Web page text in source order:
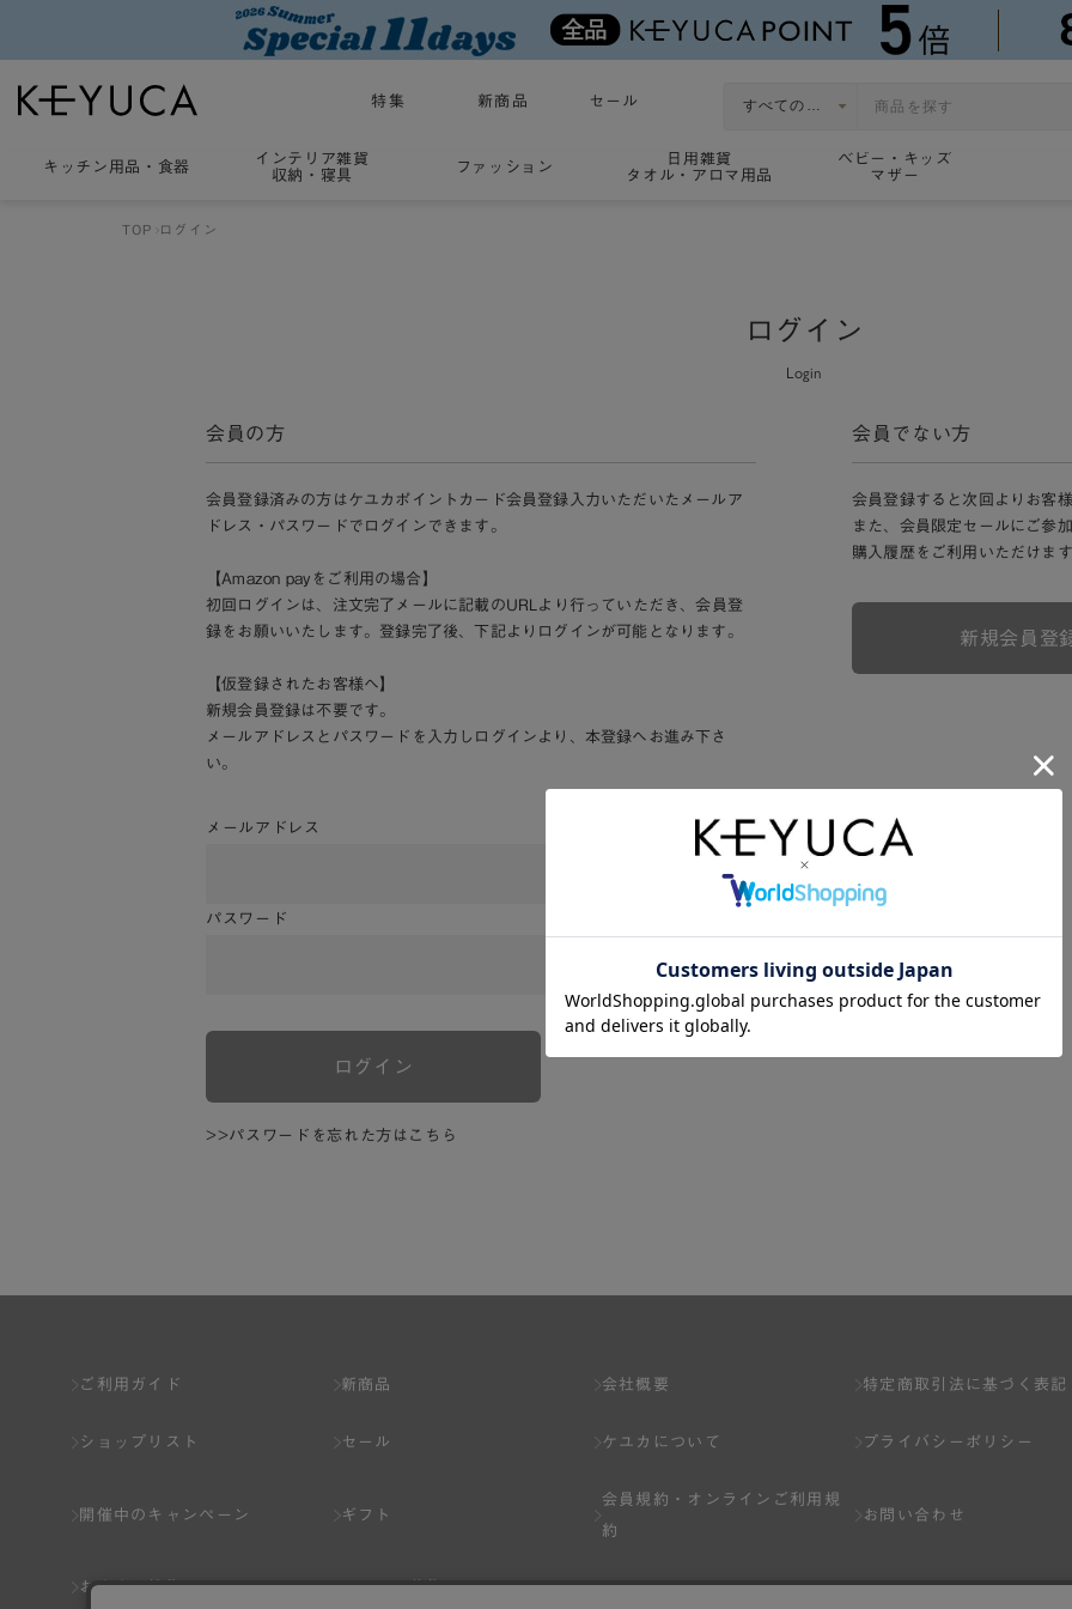
特集 新商品 セール
キッチン用品 ・ 食器
インテリア雑貨
収納・寝具
ファッション
日用雑貨
タオル・アロマ用品
ベビー・キッズ
マザー
TOP ログイン
ログイン
Login
会員の方
会員登録済みの方はケユカポイントカード会員登録入力いただいたメールア
ドレス・パスワードでログインできます。
【Amazon payをご利用の場合】
初回ログインは、注文完了メールに記載のURLより行っていただき、会員登
録をお願いいたします。登録完了後、下記よりログインが可能となります。
【仮登録されたお客様へ】
新規会員登録は不要です。
メールアドレスとパスワードを入力しログインより、本登録へお進み下さ
い。
メールアドレス
パスワード
ログイン
>>パスワードを忘れた方はこちら
会員でない方
会員登録すると次回よりお客
また、会員限定セールにご参
購入履歴をご利用いただけま
新規会員登
ご利用ガイド
ショップリスト
開催中のキャンペーン
おすすめ特集
新商品
セール
ギフト
スタッフ募集
会社概要
ケユカについて
会員規約・
オンラインご利用規
約
Q&A
特定商取引法に基づく表記
プライバシーポリシー
お問い合わせ